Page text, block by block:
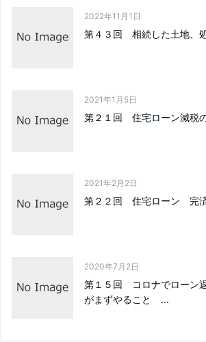
2022年11月1日
第４３回 相続した土地、
2021年1月5日
第２１回 住宅ローン減税
2021年2月2日
第２２回 住宅ローン 完
2020年7月2日
第１５回 コロナでローン
がまずやること ...